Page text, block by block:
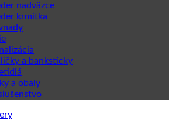
nadväzce
krmítka
a banksticky
a obaly